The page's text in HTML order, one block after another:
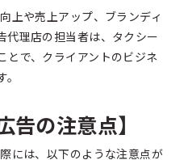
上や売上アップ、ブランディ
代理店の担当者は、タクシー
とで、クライアントのビジネ
告の注意点】
には、以下のような注意点が